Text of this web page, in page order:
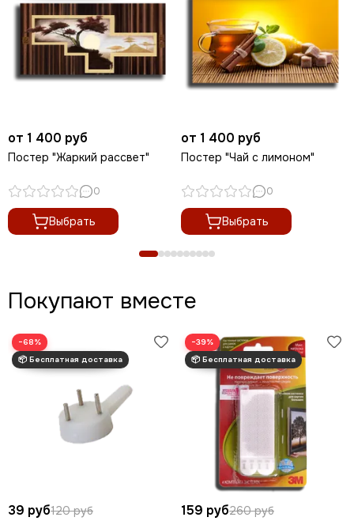
от 1 400 руб
Постер "Жаркий рассвет"
0
Выбрать
от 1 400 руб
Постер "Чай с лимоном"
0
Выбрать
Покупают вместе
−68%
39 руб120 руб
−39%
159 руб260 руб